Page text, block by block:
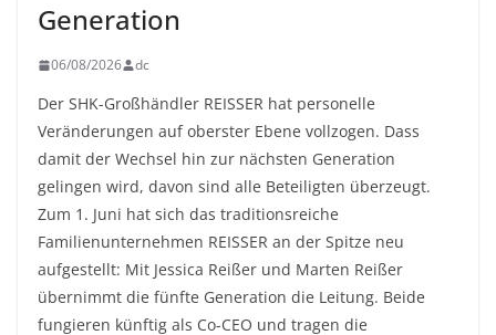
Generation
06/08/2026 dc
Der SHK-Großhändler REISSER hat personelle
Veränderungen auf oberster Ebene vollzogen. Dass
damit der Wechsel hin zur nächsten Generation
gelingen wird, davon sind alle Beteiligten überzeugt.
Zum 1. Juni hat sich das traditionsreiche
Familienunternehmen REISSER an der Spitze neu
aufgestellt: Mit Jessica Reißer und Marten Reißer
übernimmt die fünfte Generation die Leitung. Beide
fungieren künftig als Co-CEO und tragen die